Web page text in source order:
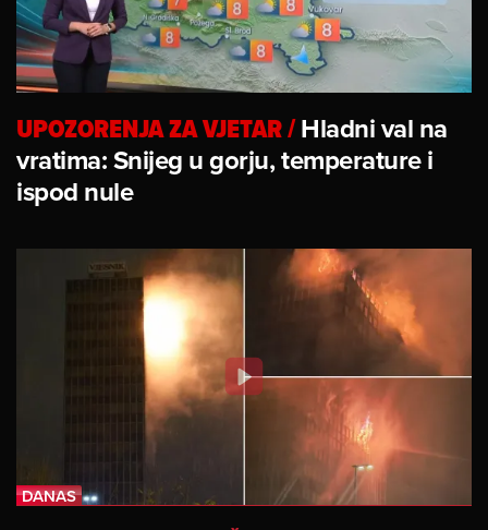
UPOZORENJA ZA VJETAR/Hladni val na
vratima: Snijeg u gorju, temperature i
ispod nule